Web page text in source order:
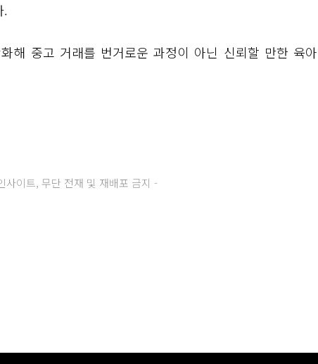
.
해 중고 거래를 번거로운 과정이 아닌 신뢰할 만한 육아
이트, 무단 전재 및 재배포 금지 -